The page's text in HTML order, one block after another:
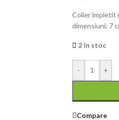
Colier împletit
dimensiuni: 7
2 în stoc
- +
Compare